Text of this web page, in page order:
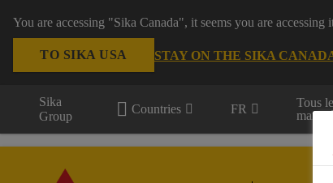
You are accessing "Sika Canada", it seems you are
TO SIKA USA STAY ON THE SIKA
Sika
Group
Countries FR
Tous